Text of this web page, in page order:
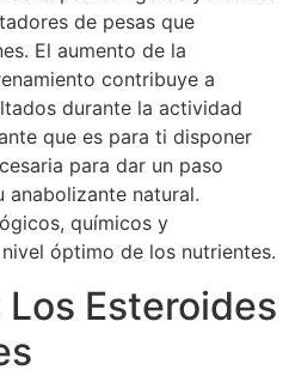
de pesas que
El aumento de la
contribuye a
durante la actividad
que es para ti disponer
para dar un paso
anabolizante natural.
químicos y
óptimo de los nutrientes.
Esteroides